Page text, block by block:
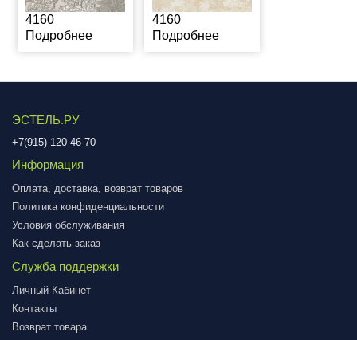
4160
Подробнее
4160
Подробнее
ЭСТЕЛЬ.РУ
+7(915) 120-46-70
Информация
Оплата, доставка, возврат товаров
Политика конфиденциальности
Условия обслуживания
Как сделать заказ
Служба поддержки
Личный Кабинет
Контакты
Возврат товара